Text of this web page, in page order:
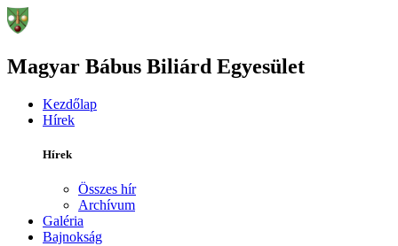
Magyar Bábus Biliárd Egyesület
Kezdőlap
Hírek
Hírek
Összes hír
Archívum
Galéria
Bajnokság